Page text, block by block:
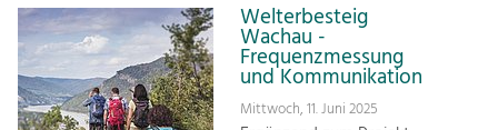
Welterbesteig
Wachau -
Frequenzmessung
und Kommunikation
Mittwoch, 11. Juni 2025